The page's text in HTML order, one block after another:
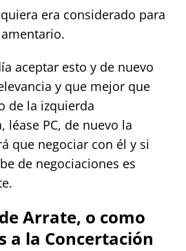
era considerado para
aceptar esto y de nuevo
y que mejor que
de la izquierda
léase PC, de nuevo la
que negociar con él y si
de negociaciones es
Arrate, o como
a la Concertación